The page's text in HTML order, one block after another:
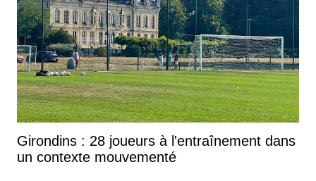
Girondins : 28 joueurs à l'entraînement dans
un contexte mouvementé